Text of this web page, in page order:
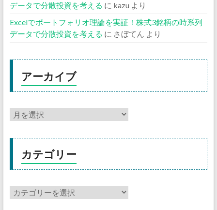
データで分散投資を考える に kazu より
Excelでポートフォリオ理論を実証！株式3銘柄の時系列
データで分散投資を考える に さぼてん より
アーカイブ
カテゴリー